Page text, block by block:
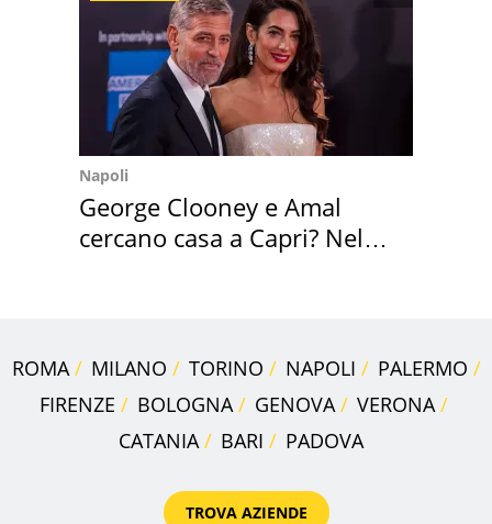
Napoli
George Clooney e Amal
cercano casa a Capri? Nel
ROMA MILANO TORINO NAPOLI
PALERMO
FIRENZE
BOLOGNA GENOVA
VERONA
CATANIA
BARI PADOVA
TROVA AZIENDE